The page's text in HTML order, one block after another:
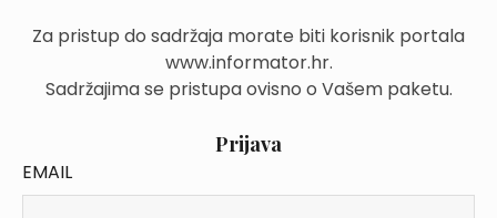
Za pristup do sadržaja morate biti korisnik portala
www.informator.hr.
Sadržajima se pristupa ovisno o Vašem paketu.
Prijava
EMAIL